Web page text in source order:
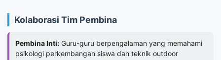
Kolaborasi Tim Pembina
Pembina Inti: Guru-guru berpengalaman yang memahami
psikologi perkembangan siswa dan teknik outdoor